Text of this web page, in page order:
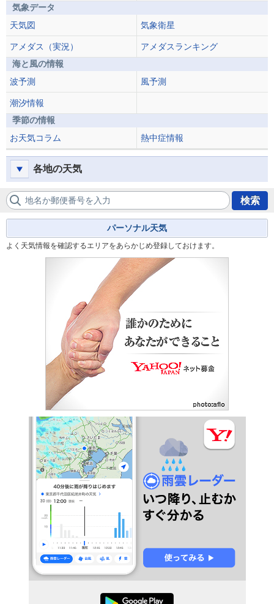
気象データ
天気図
気象衛星
アメダス（実況）
アメダスランキング
海と風の情報
波予測
風予測
潮汐情報
季節の情報
お天気コラム
熱中症情報
各地の天気
地名か郵便番号を入力 検索
パーソナル天気
よく天気情報を確認するエリアをあらかじめ登録しておけます。